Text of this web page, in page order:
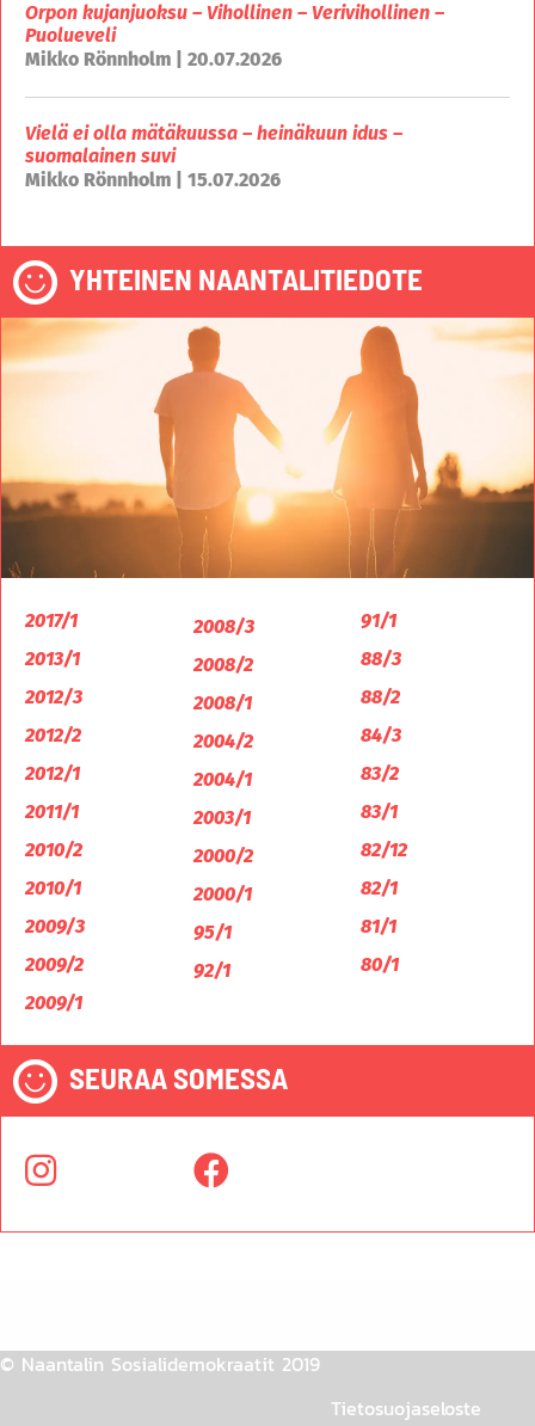
Orpon kujanjuoksu – Vihollinen – Verivihollinen –
Puolueveli
Mikko Rönnholm | 20.07.2026
Vielä ei olla mätäkuussa – heinäkuun idus –
suomalainen suvi
Mikko Rönnholm | 15.07.2026
YHTEINEN NAANTALITIEDOTE
2017/1
2013/1
2012/3
2012/2
2012/1
2011/1
2010/2
2010/1
2009/3
2009/2
2009/1
2008/3
2008/2
2008/1
2004/2
2004/1
2003/1
2000/2
2000/1
95/1
92/1
91/1
88/3
88/2
84/3
83/2
83/1
82/12
82/1
81/1
80/1
SEURAA SOMESSA
© Naantalin Sosialidemokraatit 2019
Tietosuojaseloste